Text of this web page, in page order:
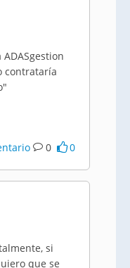
contrataría
0 0
si
que se